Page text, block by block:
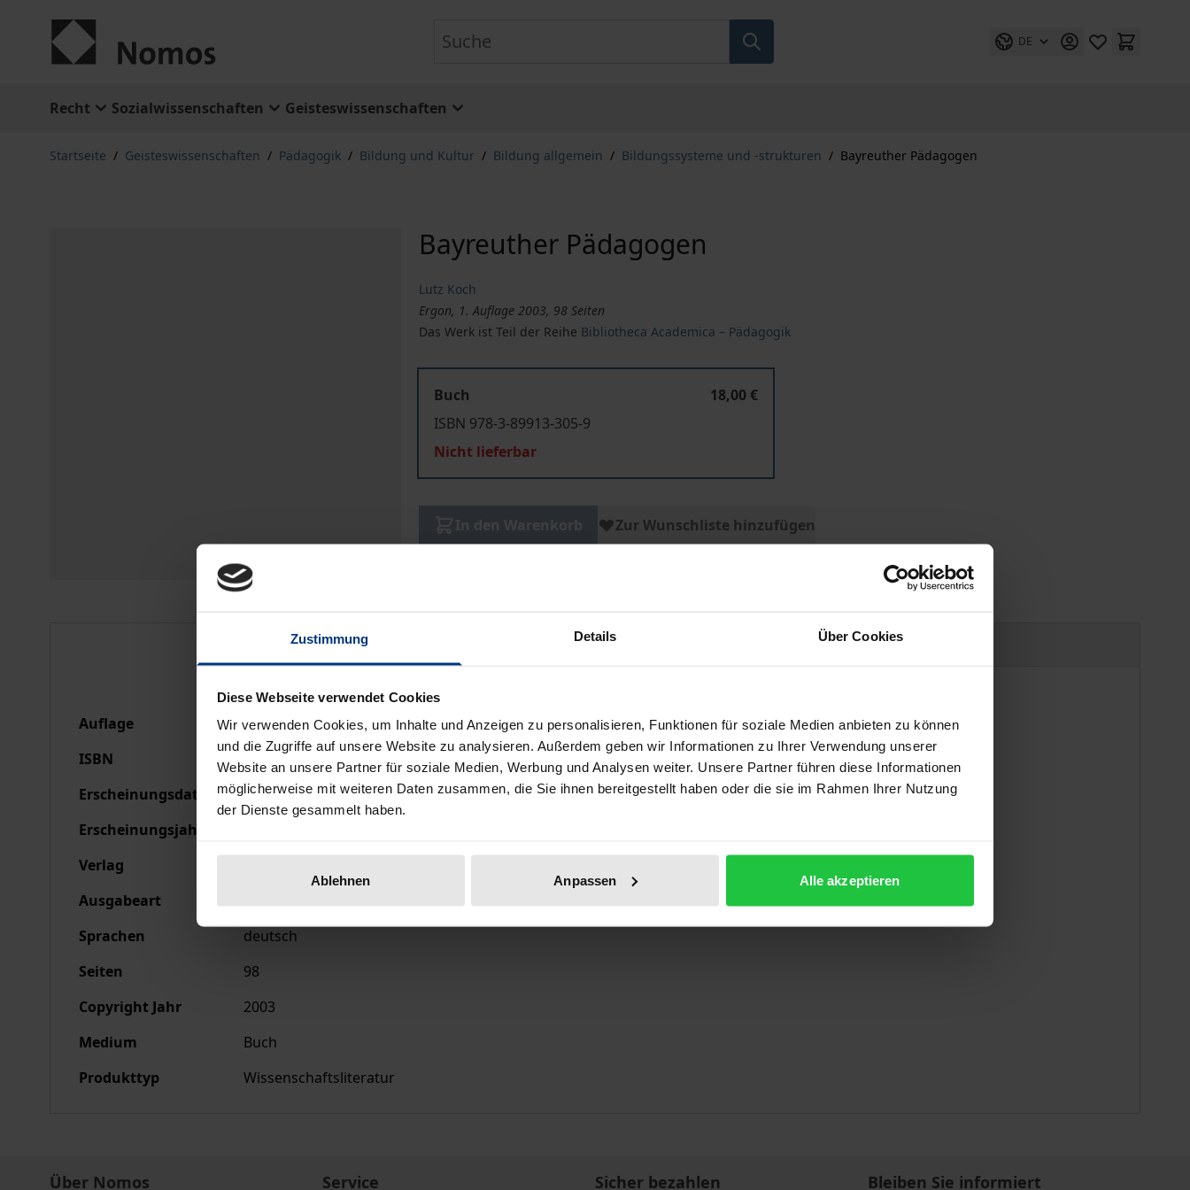
Zustimmung Details Über Cookies
Diese Webseite verwendet Cookies
Wir verwenden Cookies, um Inhalte und Anzeigen zu personalisieren, Funktionen für soziale Medien anbieten zu können
und die Zugriffe auf unsere Website zu analysieren. Außerdem geben wir Informationen zu Ihrer Verwendung unserer
Website an unsere Partner für soziale Medien, Werbung und Analysen weiter. Unsere Partner führen diese Informationen
möglicherweise mit weiteren Daten zusammen, die Sie ihnen bereitgestellt haben oder die sie im Rahmen Ihrer Nutzung
der Dienste gesammelt haben.
Ablehnen Anpassen Alle akzeptieren
DE
Recht Sozialwissenschaften Geisteswissenschaften
Startseite / Geisteswissenschaften / Pädagogik / Bildung und Kultur / Bildung allgemein / Bildungssysteme und -strukturen / Bayreuther Pädagogen
Bayreuther Pädagogen
Lutz Koch
Ergon, 1. Auflage 2003, 98 Seiten
Das Werk ist Teil der Reihe Bibliotheca Academica – Pädagogik
Buch
18,00 €
ISBN 978-3-89913-305-9
Nicht lieferbar
Zur Wunschliste hinzufügen
Bibliografische Angaben Produktsicherheit
Auflage
1
ISBN
978-3-89913-305-9
Erscheinungsdatum
01.08.2003
Erscheinungsjahr
Verlag
Ausgabeart
Sprachen
deutsch
Seiten
98
Copyright Jahr
2003
Medium
Buch
Produkttyp
Wissenschaftsliteratur
Über Nomos Service Sicher bezahlen Bleiben Sie informiert